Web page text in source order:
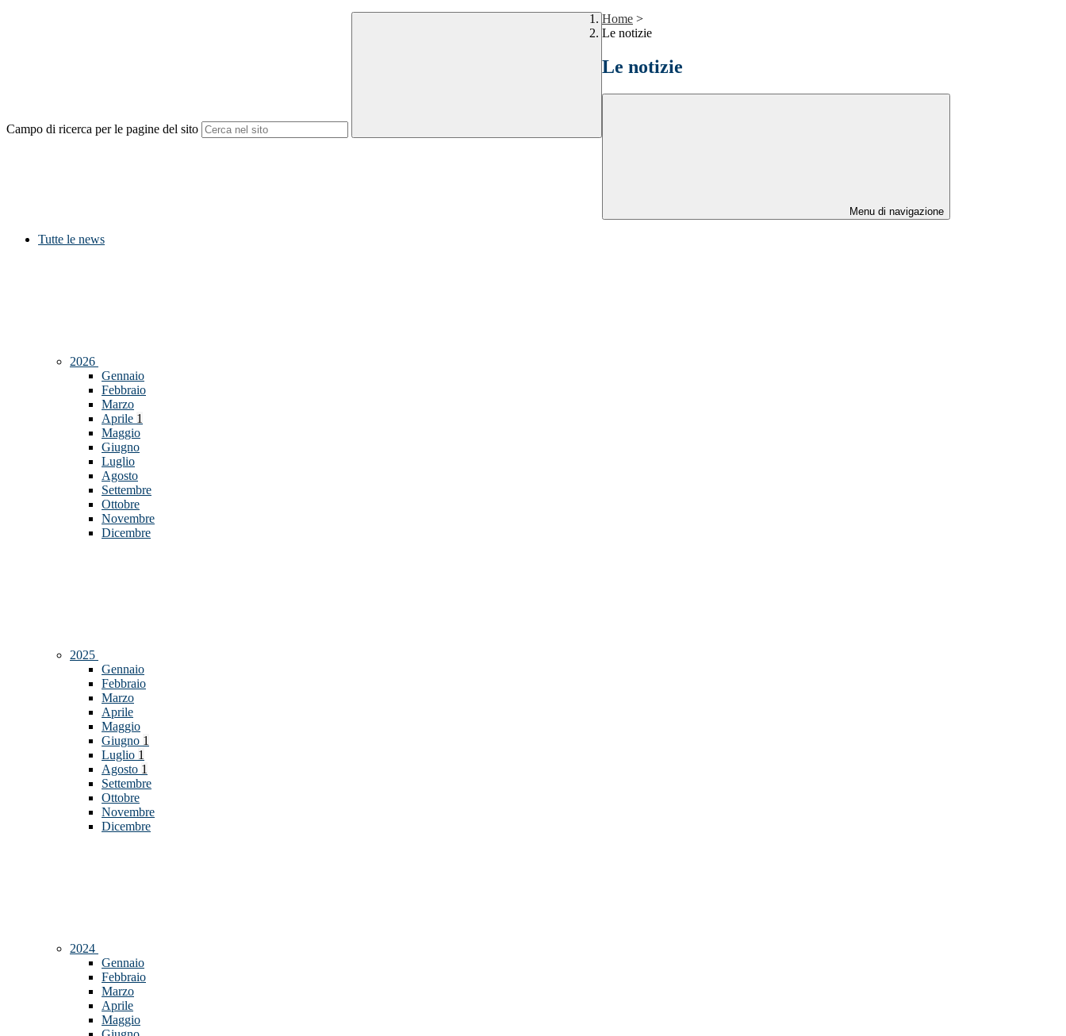
Campo di ricerca per le pagine del sito
Home >
Le notizie
Le notizie
Menu di navigazione
Tutte le news
2026
Gennaio
Febbraio
Marzo
Aprile 1
Maggio
Giugno
Luglio
Agosto
Settembre
Ottobre
Novembre
Dicembre
2025
Gennaio
Febbraio
Marzo
Aprile
Maggio
Giugno 1
Luglio 1
Agosto 1
Settembre
Ottobre
Novembre
Dicembre
2024
Gennaio
Febbraio
Marzo
Aprile
Maggio